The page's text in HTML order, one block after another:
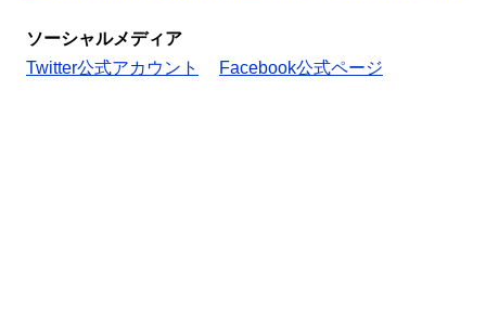
ソーシャルメディア
Twitter公式アカウント
Facebook公式ページ